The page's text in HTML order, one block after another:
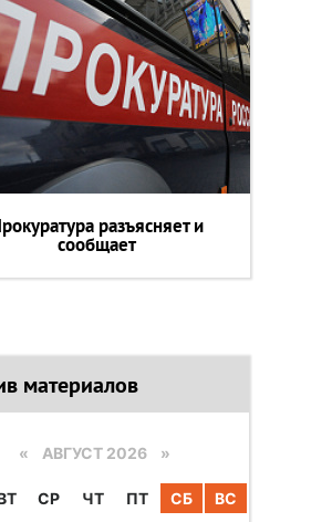
разъясняет и
сообщает
материалов
« АВГУСТ 2026 »
СР ЧТ ПТ СБ ВС